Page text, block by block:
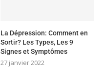
La Dépression: Comment en
Sortir? Les Types, Les 9
Signes et Symptômes
27 janvier 2022